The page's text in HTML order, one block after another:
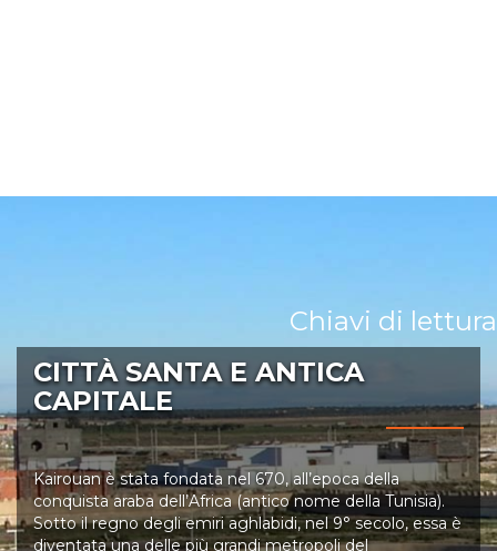
Chiavi di lettura
CITTÀ SANTA E ANTICA
CAPITALE
Kairouan è stata fondata nel 670, all’epoca della
conquista araba dell’Africa (antico nome della Tunisia).
Sotto il regno degli emiri aghlabidi, nel 9° secolo, essa è
diventata una delle più grandi metropoli del